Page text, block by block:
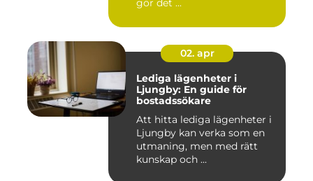
gör det ...
02. apr
Lediga lägenheter i
Ljungby: En guide för
bostadssökare
Att hitta lediga lägenheter i
Ljungby kan verka som en
utmaning, men med rätt
kunskap och ...